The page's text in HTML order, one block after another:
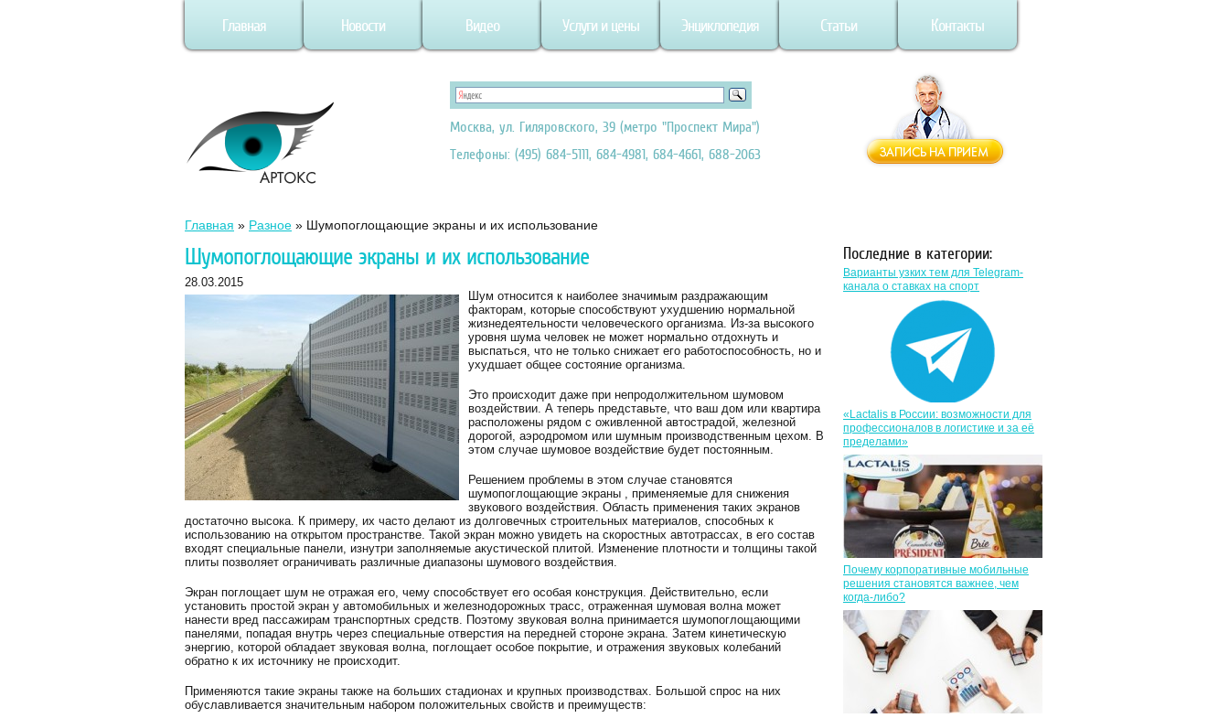
Главная Новости Видео Услуги и цены Энциклопедия Статьи Контакты
Москва, ул. Гиляровского, 39 (метро "Проспект Мира")
Телефоны: (495) 684-5111, 684-4981, 684-4661, 688-2063
Главная » Разное » Шумопоглощающие экраны и их использование
Шумопоглощающие экраны и их использование
28.03.2015
Шум относится к наиболее значимым раздражающим
факторам, которые способствуют ухудшению нормальной
жизнедеятельности человеческого организма. Из-за высокого
уровня шума человек не может нормально отдохнуть и
выспаться, что не только снижает его работоспособность, но и
ухудшает общее состояние организма.
Это происходит даже при непродолжительном шумовом
воздействии. А теперь представьте, что ваш дом или квартира
расположены рядом с оживленной автострадой, железной
дорогой, аэродромом или шумным производственным цехом. В
этом случае шумовое воздействие будет постоянным.
Решением проблемы в этом случае становятся
шумопоглощающие экраны , применяемые для снижения
звукового воздействия. Область применения таких экранов
достаточно высока. К примеру, их часто делают из долговечных строительных материалов, способных к
использованию на открытом пространстве. Такой экран можно увидеть на скоростных автотрассах, в его состав
входят специальные панели, изнутри заполняемые акустической плитой. Изменение плотности и толщины такой
плиты позволяет ограничивать различные диапазоны шумового воздействия.
Экран поглощает шум не отражая его, чему способствует его особая конструкция. Действительно, если
установить простой экран у автомобильных и железнодорожных трасс, отраженная шумовая волна может
нанести вред пассажирам транспортных средств. Поэтому звуковая волна принимается шумопоглощающими
панелями, попадая внутрь через специальные отверстия на передней стороне экрана. Затем кинетическую
энергию, которой обладает звуковая волна, поглощает особое покрытие, и отражения звуковых колебаний
обратно к их источнику не происходит.
Применяются такие экраны также на больших стадионах и крупных производствах. Большой спрос на них
обуславливается значительным набором положительных свойств и преимуществ:
Последние в категории:
Варианты узких тем для Telegram-
канала о ставках на спорт
«Lactalis в России: возможности для
профессионалов в логистике и за её
пределами»
Почему корпоративные мобильные
решения становятся важнее, чем
когда-либо?